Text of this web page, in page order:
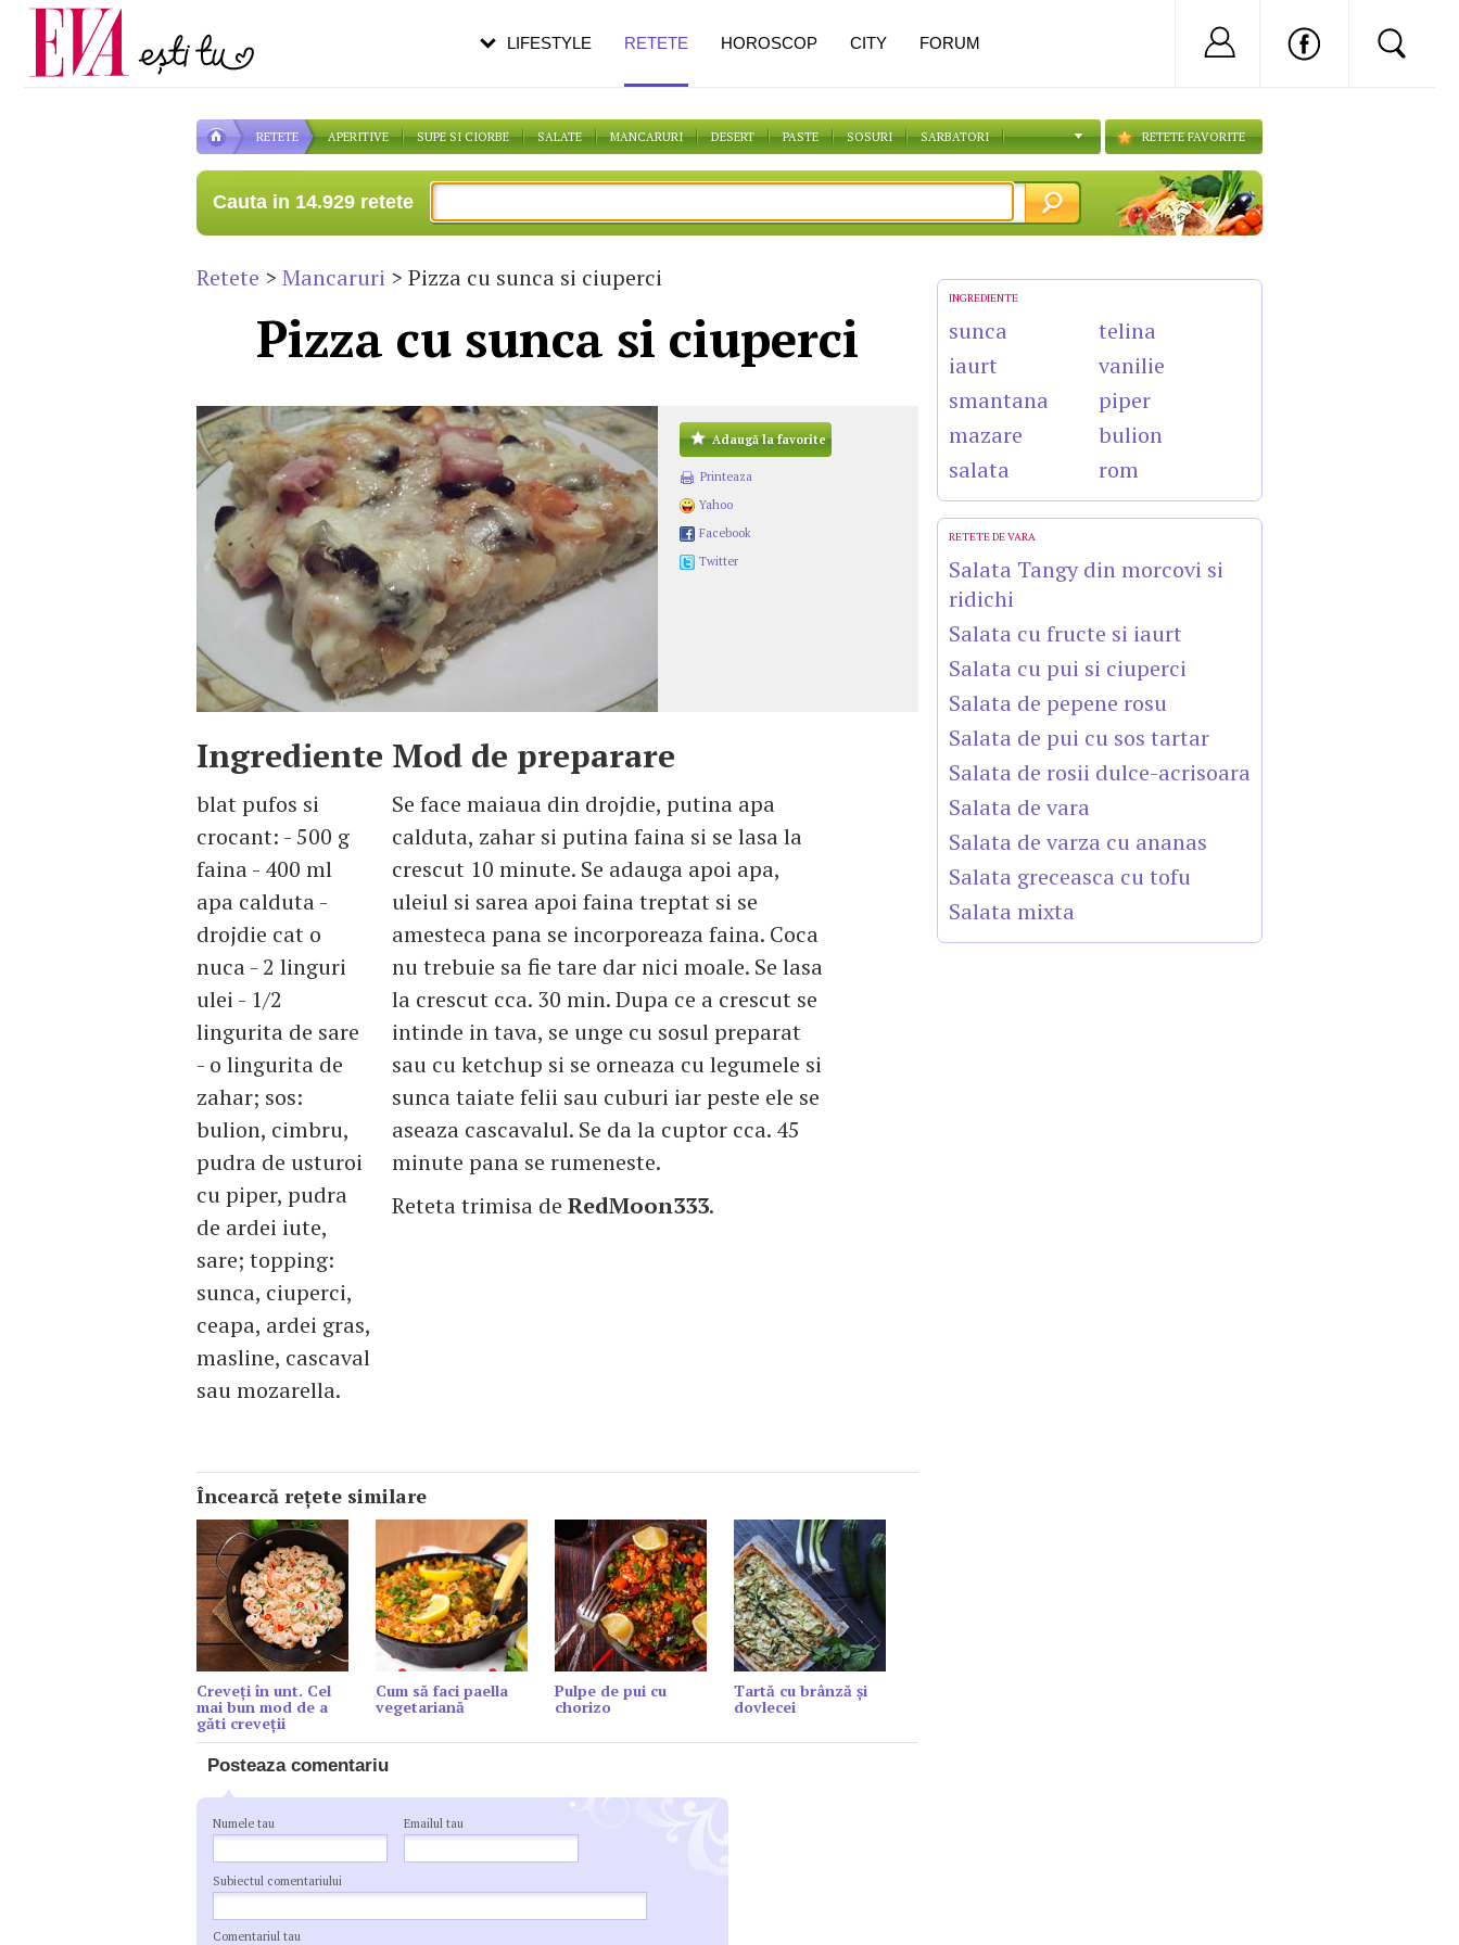
RETETE APERITIVE SUPE SI CIORBE SALATE MANCARURI DESERT PASTE SOSURI SARBATORI RETETE FAVORITE
Cauta in 14.929 retete
Retete > Mancaruri > Pizza cu sunca si ciuperci
Pizza cu sunca si ciuperci
Adaugă la favorite
Printeaza
Yahoo
Facebook
Twitter
Ingrediente
blat pufos si
crocant: - 500 g
faina - 400 ml
apa calduta -
drojdie cat o
nuca - 2 linguri
ulei - 1/2
lingurita de sare
- o lingurita de
zahar; sos:
bulion, cimbru,
pudra de usturoi
cu piper, pudra
de ardei iute,
sare; topping:
sunca, ciuperci,
ceapa, ardei gras,
masline, cascaval
sau mozarella.
Mod de preparare
Se face maiaua din drojdie, putina apa
calduta, zahar si putina faina si se lasa la
crescut 10 minute. Se adauga apoi apa,
uleiul si sarea apoi faina treptat si se
amesteca pana se incorporeaza faina. Coca
nu trebuie sa fie tare dar nici moale. Se lasa
la crescut cca. 30 min. Dupa ce a crescut se
intinde in tava, se unge cu sosul preparat
sau cu ketchup si se orneaza cu legumele si
sunca taiate felii sau cuburi iar peste ele se
aseaza cascavalul. Se da la cuptor cca. 45
minute pana se rumeneste.
Reteta trimisa de RedMoon333.
Încearcă reţete similare
Creveți în unt. Cel
mai bun mod de a
găti creveții
Cum să faci paella
vegetariană
Pulpe de pui cu
chorizo
Tartă cu brânză și
dovlecei
Posteaza comentariu
Numele tau Emailul tau
Subiectul comentariului
Comentariul tau
INGREDIENTE
sunca
iaurt
smantana
mazare
salata
telina
vanilie
piper
bulion
rom
RETETE DE VARA
Salata Tangy din morcovi si
ridichi
Salata cu fructe si iaurt
Salata cu pui si ciuperci
Salata de pepene rosu
Salata de pui cu sos tartar
Salata de rosii dulce-acrisoara
Salata de vara
Salata de varza cu ananas
Salata greceasca cu tofu
Salata mixta
LIFESTYLE RETETE HOROSCOP CITY FORUM Nu ai cont?
Carieră
Actualitate